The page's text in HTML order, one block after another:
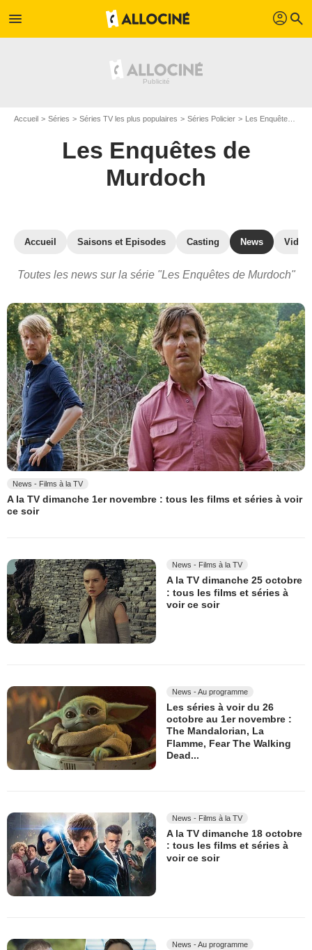
menu profil search
Accueil Séries Séries TV les plus populaires Séries Policier Les Enquêtes de Murdoch
Les Enquêtes de
Murdoch
Accueil Saisons et Episodes Casting News
Toutes les news sur la série "Les Enquêtes de Murdoch"
News - Films à la TV
A la TV dimanche 1er novembre : tous les films et séries à voir
ce soir
News - Films à la TV
A la TV dimanche 25 octobre
: tous les films et séries à
voir ce soir
News - Au programme
Les séries à voir du 26
octobre au 1er novembre :
The Mandalorian, La
Flamme, Fear The Walking
Dead...
News - Films à la TV
A la TV dimanche 18 octobre
: tous les films et séries à
voir ce soir
News - Au programme